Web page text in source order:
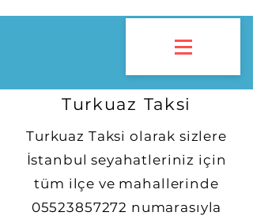
Turkuaz Taksi
Turkuaz Taksi olarak sizlere
İstanbul seyahatleriniz için
tüm ilçe ve mahallerinde
05523857272 numarasıyla